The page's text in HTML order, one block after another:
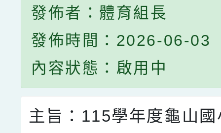
發佈者：體育組長
發佈時間：2026-06-03
內容狀態：啟用中
主旨：115學年度龜山